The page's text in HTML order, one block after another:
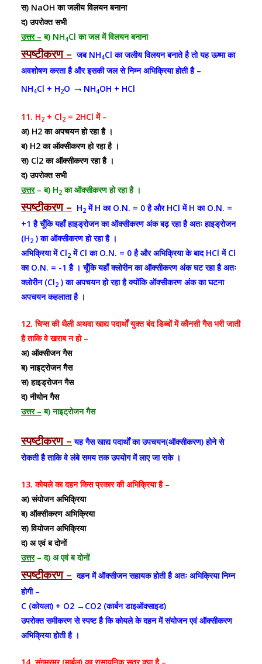
स) NaOH का जलीय विलयन बनाना
द) उपरोक्त सभी
उत्तर – ब) NH4Cl का जल में विलयन बनाना
स्पष्टीकरण – जब NH4Cl का जलीय विलयन बनाते है तो यह ऊष्मा का
अवशोषण करता है और इसकी जल से निम्न अभिक्रिया होती है –
NH4Cl + H2O → NH4OH + HCl
11. H2 + Cl2 = 2HCl में –
अ) H2 का अपचयन हो रहा है ।
ब) H2 का ऑक्सीकरण हो रहा है ।
स) Cl2 का ऑक्सीकरण रहा है ।
द) उपरोक्त सभी
उत्तर– ब) H2 का ऑक्सीकरण हो रहा है ।
स्पष्टीकरण – H2 में H का O.N. = 0 है और HCl में H का O.N. =
+1 है चूँकि यहाँ हाइड्रोजन का ऑक्सीकरण अंक बढ़ रहा है अतः हाइड्रोजन
(H2 ) का ऑक्सीकरण हो रहा है ।
अभिक्रिया में Cl2 में Cl का O.N. = 0 है और अभिक्रिया के बाद HCl में Cl
का O.N. = -1 है । चूँकि यहाँ क्लोरीन का ऑक्सीकरण अंक घट रहा है अतः
क्लोरीन (Cl2 ) का अपचयन हो रहा है क्योंकि ऑक्सीकरण अंक का घटना
अपचयन कहलाता है ।
12. चिप्स की थैली अथवा खाद्य पदार्थों युक्त बंद डिब्बों में कौनसी गैस भरी जाती
है ताकि वे खराब न हो –
अ) ऑक्सीजन गैस
ब) नाइट्रोजन गैस
स) हाइड्रोजन गैस
द) नीयोन गैस
उत्तर – ब) नाइट्रोजन गैस
स्पष्टीकरण – यह गैस खाद्य पदार्थों का उपचयन(ऑक्सीकरण) होने से
रोकती है ताकि वे लंबे समय तक उपयोग में लाए जा सके ।
13. कोयले का दहन किस प्रकार की अभिक्रिया है –
अ) संयोजन अभिक्रिया
ब) ऑक्सीकरण अभिक्रिया
स) वियोजन अभिक्रिया
द) अ एवं ब दोनों
उत्तर– द) अ एवं ब दोनों
स्पष्टीकरण – दहन में ऑक्सीजन सहायक होती है अतः अभिक्रिया निम्न
होगी –
C (कोयला) + O2 →CO2 (कार्बन डाइऑक्साइड)
उपरोक्त समीकरण से स्पष्ट है कि कोयले के दहन में संयोजन एवं ऑक्सीकरण
अभिक्रिया होती है ।